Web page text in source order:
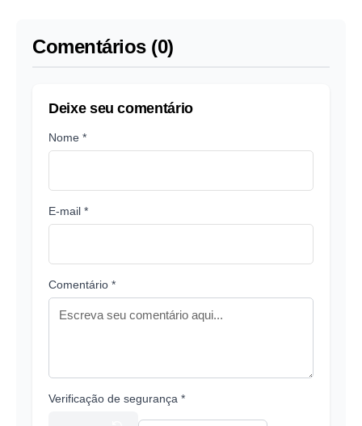
Comentários (0)
Deixe seu comentário
Nome *
E-mail *
Comentário *
Verificação de segurança *